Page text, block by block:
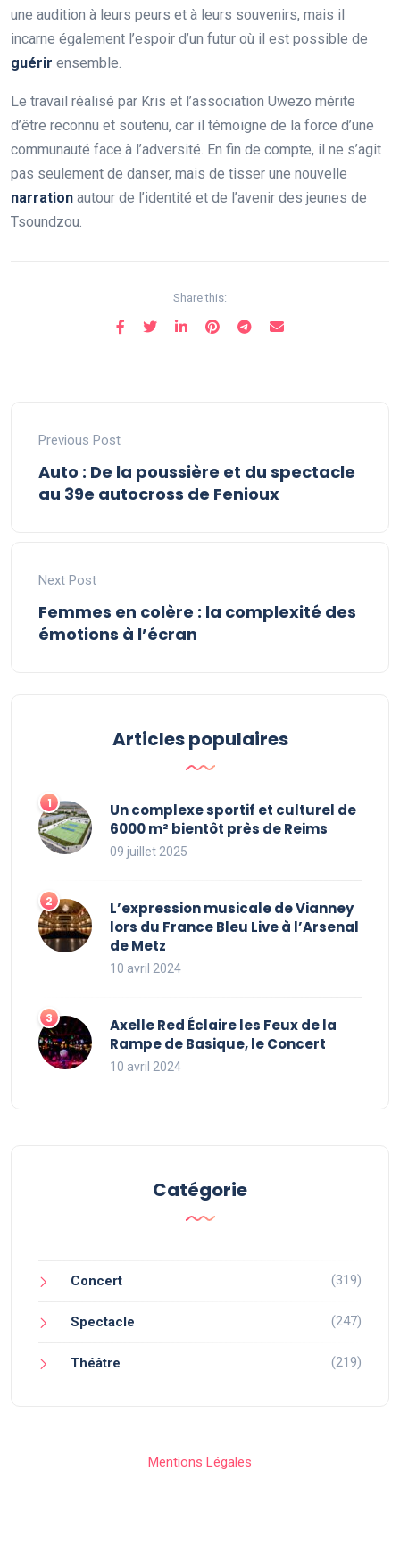
une audition à leurs peurs et à leurs souvenirs, mais il
incarne également l’espoir d’un futur où il est possible de
guérir ensemble.
Le travail réalisé par Kris et l’association Uwezo mérite
d’être reconnu et soutenu, car il témoigne de la force d’une
communauté face à l’adversité. En fin de compte, il ne s’agit
pas seulement de danser, mais de tisser une nouvelle
narration autour de l’identité et de l’avenir des jeunes de
Tsoundzou.
Share this:
Previous Post
Auto : De la poussière et du spectacle
au 39e autocross de Fenioux
Next Post
Femmes en colère : la complexité des
émotions à l’écran
Articles populaires
Un complexe sportif et culturel de
6000 m² bientôt près de Reims
09 juillet 2025
L’expression musicale de Vianney
lors du France Bleu Live à l’Arsenal
de Metz
10 avril 2024
Axelle Red Éclaire les Feux de la
Rampe de Basique, le Concert
10 avril 2024
Catégorie
Concert (319)
Spectacle (247)
Théâtre (219)
Mentions Légales